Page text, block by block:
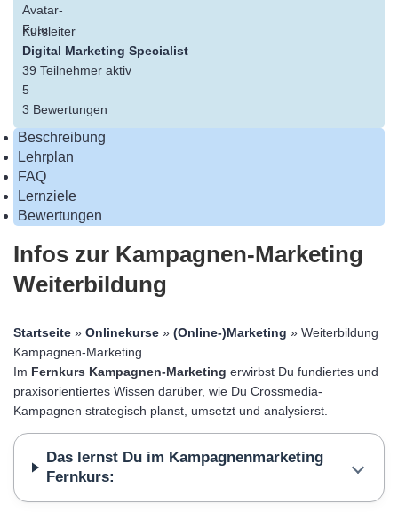
Kursleiter
Digital Marketing Specialist
39 Teilnehmer aktiv
5
3 Bewertungen
Beschreibung
Lehrplan
FAQ
Lernziele
Bewertungen
Infos zur Kampagnen-Marketing
Weiterbildung
Startseite » Onlinekurse » (Online-)Marketing » Weiterbildung
Kampagnen-Marketing
Im Fernkurs Kampagnen-Marketing erwirbst Du fundiertes und
praxisorientiertes Wissen darüber, wie Du Crossmedia-
Kampagnen strategisch planst, umsetzt und analysierst.
Das lernst Du im Kampagnenmarketing
Fernkurs: